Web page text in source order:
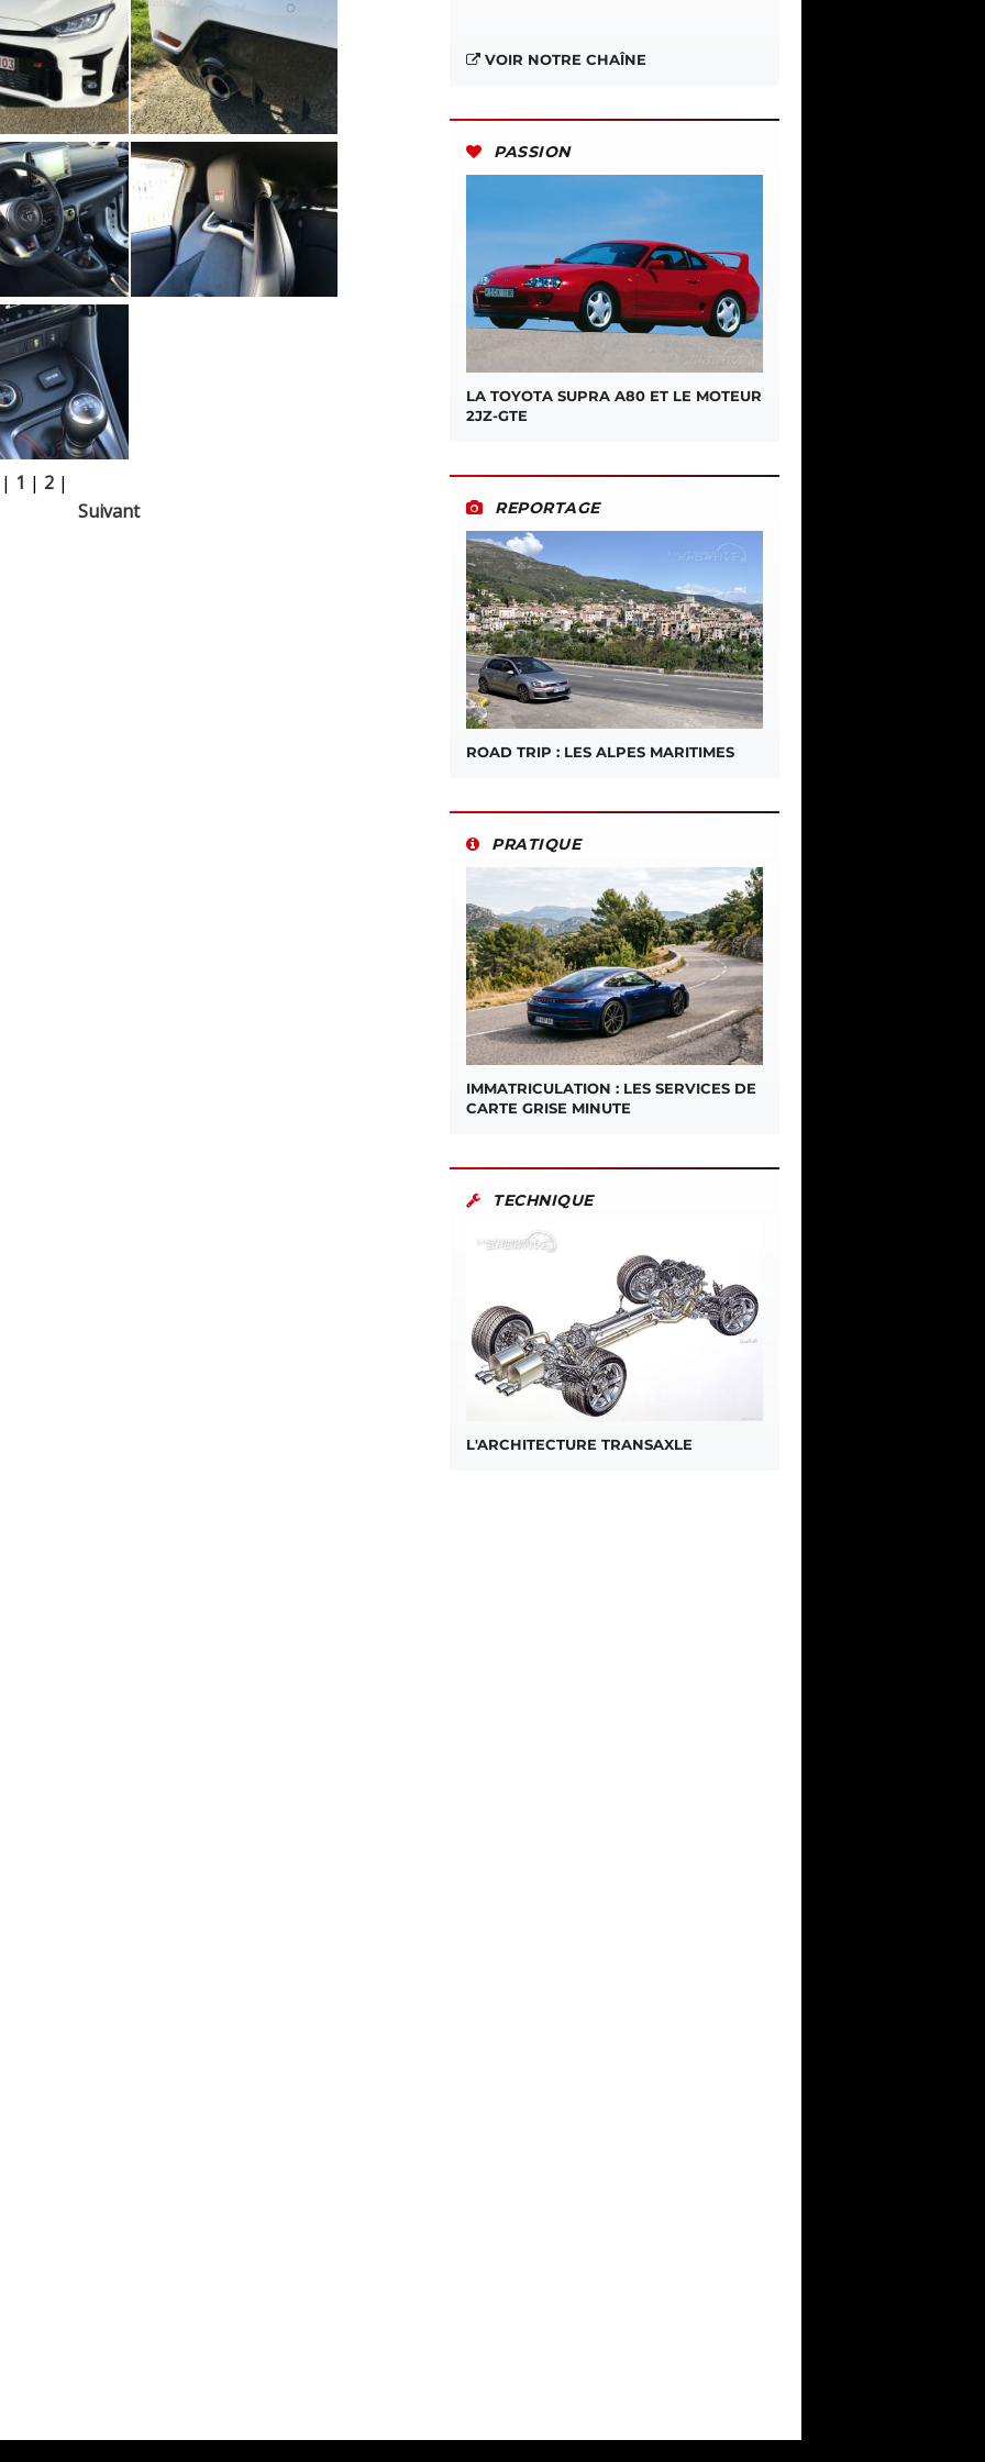
| 1 | 2 |
Suivant
VOIR NOTRE CHAÎNE
PASSION
LA TOYOTA SUPRA A80 ET LE MOTEUR
2JZ-GTE
REPORTAGE
ROAD TRIP : LES ALPES MARITIMES
PRATIQUE
IMMATRICULATION : LES SERVICES DE
CARTE GRISE MINUTE
TECHNIQUE
L'ARCHITECTURE TRANSAXLE